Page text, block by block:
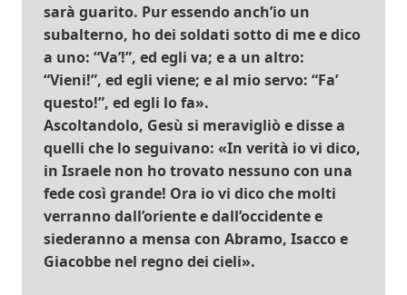
sarà guarito. Pur essendo anch’io un
subalterno, ho dei soldati sotto di me e dico
a uno: “Va’!”, ed egli va; e a un altro:
“Vieni!”, ed egli viene; e al mio servo: “Fa’
questo!”, ed egli lo fa».
Ascoltandolo, Gesù si meravigliò e disse a
quelli che lo seguivano: «In verità io vi dico,
in Israele non ho trovato nessuno con una
fede così grande! Ora io vi dico che molti
verranno dall’oriente e dall’occidente e
siederanno a mensa con Abramo, Isacco e
Giacobbe nel regno dei cieli».